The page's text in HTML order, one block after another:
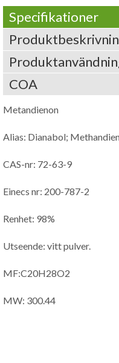
Specifikationer
COA
Metandienon
Alias: Dianabol;
CAS-nr: 72-63-9
Einecs nr: 200-787-2
Renhet: 98%
Utseende: vitt pulver.
MF:C20H28O2
MW: 300.44